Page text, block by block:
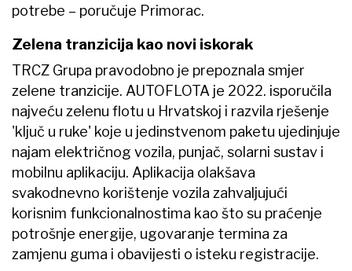
potrebe – poručuje Primorac.
Zelena tranzicija kao novi iskorak
TRCZ Grupa pravodobno je prepoznala smjer
zelene tranzicije. AUTOFLOTA je 2022. isporučila
najveću zelenu flotu u Hrvatskoj i razvila rješenje
'ključ u ruke' koje u jedinstvenom paketu ujedinjuje
najam električnog vozila, punjač, solarni sustav i
mobilnu aplikaciju. Aplikacija olakšava
svakodnevno korištenje vozila zahvaljujući
korisnim funkcionalnostima kao što su praćenje
potrošnje energije, ugovaranje termina za
zamjenu guma i obavijesti o isteku registracije.